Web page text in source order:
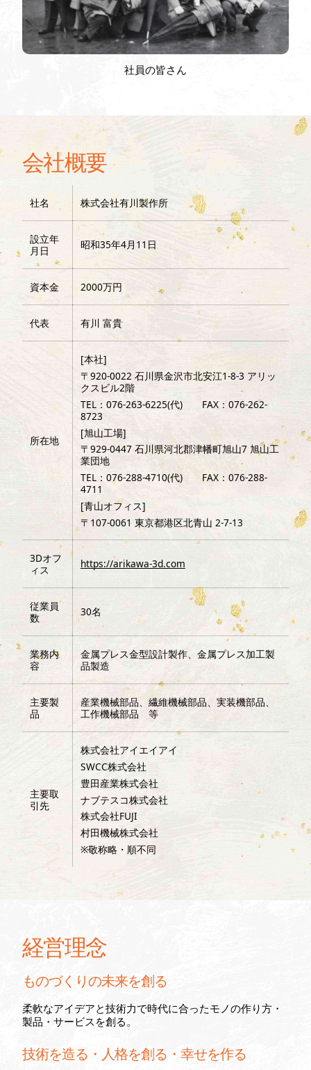
社員の皆さん
会社概要
社名 株式会社有川製作所
設立年
月日
昭和35年4月11日
資本金 2000万円
代表 有川 富貴
所在地
[本社]
〒920-0022 石川県金沢市北安江1-8-3 アリッ
クスビル2階
TEL：076-263-6225(代) FAX：076-262-
8723
[旭山工場]
〒929-0447 石川県河北郡津幡町旭山7 旭山工
業団地
TEL：076-288-4710(代) FAX：076-288-
4711
[青山オフィス]
〒107-0061 東京都港区北青山 2-7-13
3Dオフ
ィス
https://arikawa-3d.com
従業員
数
30名
業務内
容
金属プレス金型設計製作、金属プレス加工製
品製造
主要製
品
産業機械部品、繊維機械部品、実装機部品、
工作機械部品 等
主要取
引先
株式会社アイエイアイ
SWCC株式会社
豊田産業株式会社
ナブテスコ株式会社
株式会社FUJI
村田機械株式会社
※敬称略・順不同
経営理念
ものづくりの未来を創る
柔軟なアイデアと技術力で時代に合ったモノの作り方・
製品・サービスを創る。
技術を造る・人格を創る・幸せを作る